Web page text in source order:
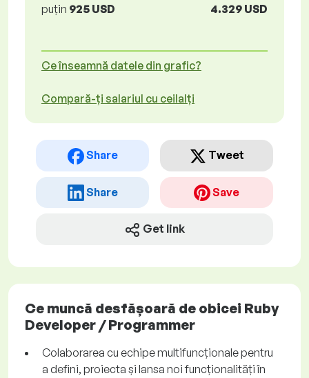
puțin 925 USD
4.329 USD
Ce înseamnă datele din grafic?
Compară-ți salariul cu ceilalți
Share Tweet
Share Save
Get link
Ce muncă desfășoară de obicei Ruby
Developer / Programmer
Colaborarea cu echipe multifuncționale pentru
a defini, proiecta și lansa noi funcționalități în